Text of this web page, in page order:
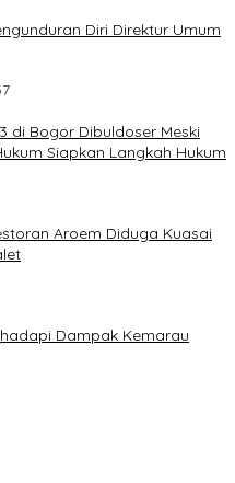
Diri Direktur Umum
di Bogor Dibuldoser Meski
Siapkan Langkah Hukum
Aroem Diduga Kuasai
Dampak Kemarau